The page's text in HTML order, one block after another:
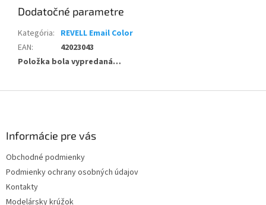
Dodatočné parametre
Kategória: REVELL Email Color
EAN:
42023043
Položka bola vypredaná…
Informácie pre vás
Obchodné podmienky
Podmienky ochrany osobných údajov
Kontakty
Modelársky krúžok